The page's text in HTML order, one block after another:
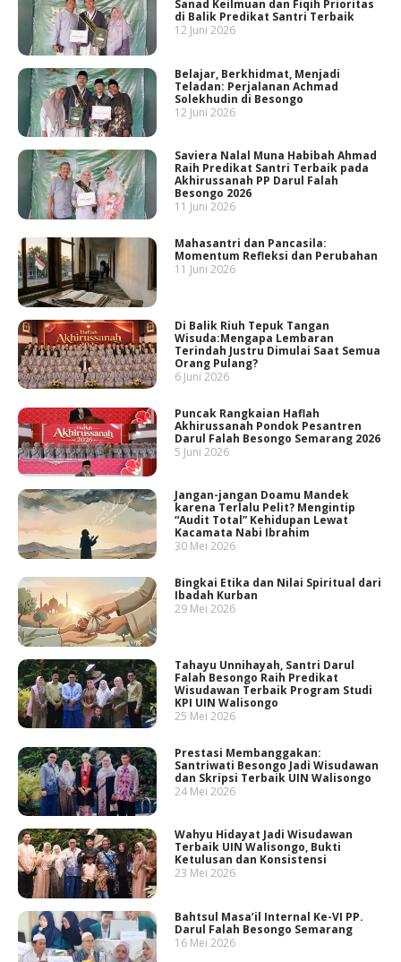
Sanad Keilmuan dan Fiqih Prioritas
di Balik Predikat Santri Terbaik
12 Juni 2026
Belajar, Berkhidmat, Menjadi
Teladan: Perjalanan Achmad
Solekhudin di Besongo
12 Juni 2026
Saviera Nalal Muna Habibah Ahmad
Raih Predikat Santri Terbaik pada
Akhirussanah PP Darul Falah
Besongo 2026
11 Juni 2026
Mahasantri dan Pancasila:
Momentum Refleksi dan Perubahan
11 Juni 2026
Di Balik Riuh Tepuk Tangan
Wisuda:Mengapa Lembaran
Terindah Justru Dimulai Saat Semua
Orang Pulang?
6 Juni 2026
Puncak Rangkaian Haflah
Akhirussanah Pondok Pesantren
Darul Falah Besongo Semarang 2026
5 Juni 2026
Jangan-jangan Doamu Mandek
karena Terlalu Pelit? Mengintip
“Audit Total” Kehidupan Lewat
Kacamata Nabi Ibrahim
30 Mei 2026
Bingkai Etika dan Nilai Spiritual dari
Ibadah Kurban
29 Mei 2026
Tahayu Unnihayah, Santri Darul
Falah Besongo Raih Predikat
Wisudawan Terbaik Program Studi
KPI UIN Walisongo
25 Mei 2026
Prestasi Membanggakan:
Santriwati Besongo Jadi Wisudawan
dan Skripsi Terbaik UIN Walisongo
24 Mei 2026
Wahyu Hidayat Jadi Wisudawan
Terbaik UIN Walisongo, Bukti
Ketulusan dan Konsistensi
23 Mei 2026
Bahtsul Masa’il Internal Ke-VI PP.
Darul Falah Besongo Semarang
16 Mei 2026